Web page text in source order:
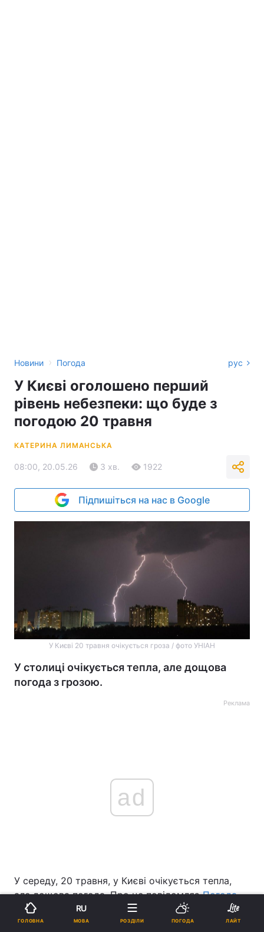
Новини › Погода рус
У Києві оголошено перший
рівень небезпеки: що буде з
погодою 20 травня
КАТЕРИНА ЛИМАНСЬКА
08:00, 20.05.26 3 хв. 1922
Підпишіться на нас в Google
У Києві 20 травня очікується гроза / фото УНІАН
У столиці очікується тепла, але дощова
погода з грозою.
Реклама
ad
У середу, 20 травня, у Києві очікується тепла,
але дощова погода. Про це повідомляєПогода
УНІАН
ГОЛОВНА
RU
МОВА РОЗДІЛИ ПОГОДА ЛАЙТ